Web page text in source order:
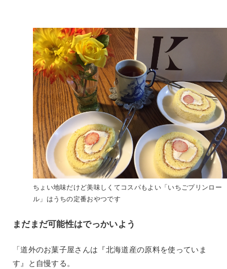
ちょい地味だけど美味しくてコスパもよい「いちごプリンロー
ル」はうちの定番おやつです
まだまだ可能性はでっかいよう
「道外のお菓子屋さんは『北海道産の原料を使っていま
す』と自慢する。